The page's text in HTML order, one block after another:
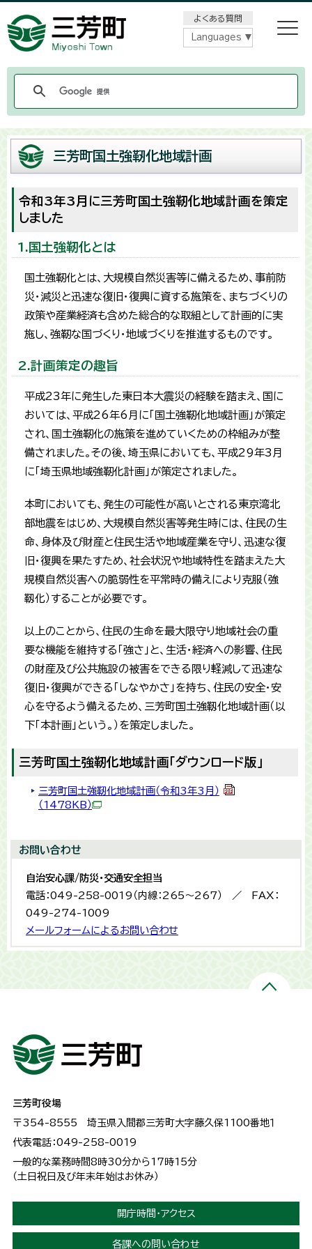
よくある質問
Languages
三芳町国土強靭化地域計画
令和3年3月に三芳町国土強靭化地域計画を策定
しました
1.国土強靭化とは
国土強靭化とは、大規模自然災害等に備えるため、事前防
災・減災と迅速な復旧・復興に資する施策を、まちづくりの
政策や産業経済も含めた総合的な取組として計画的に実
施し、強靭な国づくり・地域づくりを推進するものです。
2.計画策定の趣旨
平成23年に発生した東日本大震災の経験を踏まえ、国に
おいては、平成26年6月に「国土強靭化地域計画」が策定
され、国土強靭化の施策を進めていくための枠組みが整
備されました。その後、埼玉県においても、平成29年3月
に「埼玉県地域強靭化計画」が策定されました。
本町においても、発生の可能性が高いとされる東京湾北
部地震をはじめ、大規模自然災害等発生時には、住民の生
命、身体及び財産と住民生活や地域産業を守り、迅速な復
旧・復興を果たすため、社会状況や地域特性を踏まえた大
規模自然災害への脆弱性を平常時の備えにより克服（強
靱化）することが必要です。
以上のことから、住民の生命を最大限守り地域社会の重
要な機能を維持する「強さ」と、生活・経済への影響、住民
の財産及び公共施設の被害をできる限り軽減して迅速な
復旧・復興ができる「しなやかさ」を持ち、住民の安全・安
心を守るよう備えるため、三芳町国土強靱化地域計画（以
下「本計画」という。）を策定しました。
三芳町国土強靭化地域計画「ダウンロード版」
三芳町国土強靭化地域計画（令和3年3月）
（1478KB）
お問い合わせ
自治安心課/防災・交通安全担当
電話：049-258-0019（内線：265〜267） ／ FAX：
049-274-1009
メールフォームによるお問い合わせ
三芳町役場
〒354-8555 埼玉県入間郡三芳町大字藤久保1100番地１
代表電話：049-258-0019
一般的な業務時間8時30分から17時15分
（土日祝日及び年末年始はお休み）
開庁時間・アクセス
各課への問い合わせ